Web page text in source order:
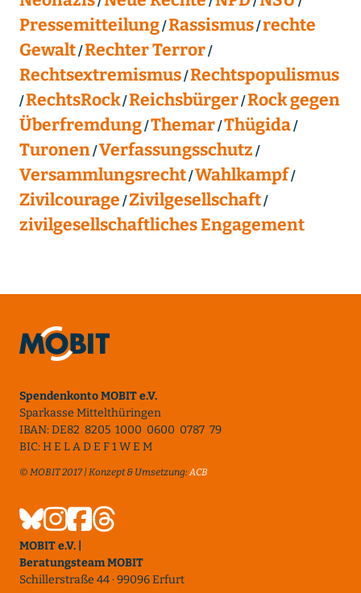
Pressemitteilung Rassismus rechte
Gewalt Rechter Terror
Rechtsextremismus Rechtspopulismus
RechtsRock Reichsbürger Rock gegen
Überfremdung Themar Thügida
Turonen Verfassungsschutz
Versammlungsrecht Wahlkampf
Zivilcourage Zivilgesellschaft
zivilgesellschaftliches Engagement
Spendenkonto MOBIT e.V.
Sparkasse Mittelthüringen
IBAN: DE82 8205 1000 0600 0787 79
BIC: H E L A D E F 1 W E M
© MOBIT 2017 | Konzept & Umsetzung:ACB
MOBIT e.V. |
Beratungsteam MOBIT
Schillerstraße 44 · 99096 Erfurt